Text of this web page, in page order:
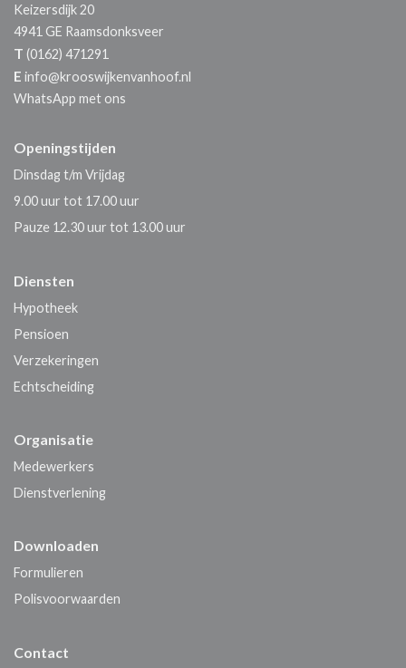
Keizersdijk 20
4941 GE Raamsdonksveer
T (0162) 471291
E info@krooswijkenvanhoof.nl
WhatsApp met ons
Openingstijden
Dinsdag t/m Vrijdag
9.00 uur tot 17.00 uur
Pauze 12.30 uur tot 13.00 uur
Diensten
Hypotheek
Pensioen
Verzekeringen
Echtscheiding
Organisatie
Medewerkers
Dienstverlening
Downloaden
Formulieren
Polisvoorwaarden
Contact